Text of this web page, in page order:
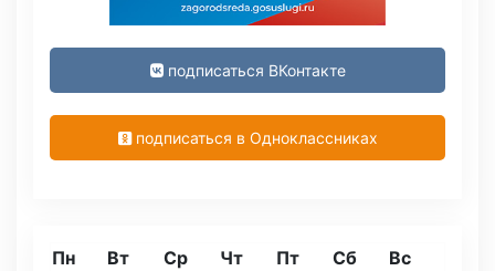
подписаться ВКонтакте
подписаться в Одноклассниках
Пн Вт Ср Чт Пт Сб Вс